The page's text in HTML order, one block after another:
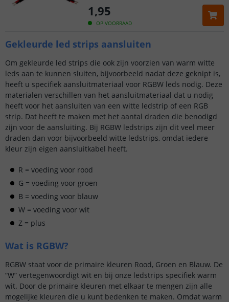
OP VOORRAAD
1,95
Gekleurde led strips aansluiten
Om gekleurde led strips die ook zijn voorzien van warm witte
leds aan te kunnen sluiten, bijvoorbeeld nadat deze geknipt is,
heeft u specifiek aansluitmateriaal voor RGBW leds nodig. Deze
materialen verschillen van het aansluitmateriaal dat u nodig
heeft voor het aansluiten van een witte ledstrip of een RGB
strip. Dat heeft te maken met het aantal draden die benodigd
zijn voor de aansluiting. Bij RGBW ledstrips zijn dit veel meer
draden dan voor bijvoorbeeld witte ledstrips, omdat iedere
kleur zijn eigen aansluitkabel heeft.
R = voeding voor rood
G = voeding voor groen
B = voeding voor blauw
W = voeding voor wit
Z = plus
Wat is RGBW?
RGBW staat voor de primaire kleuren Rood, Groen en Blauw. De
“W” vertegenwoordigt wit en bij onze ledstrips specifiek warm
wit. Door de primaire kleuren met elkaar te mengen zijn alle
mogelijke kleuren die u kunt bedenken te maken. Omdat warm